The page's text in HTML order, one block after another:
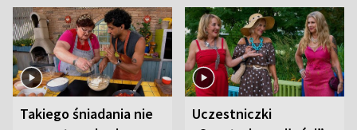
Takiego śniadania nie
Uczestniczki